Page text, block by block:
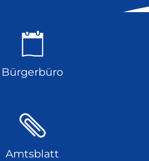
Bürgerbüro
Amtsblatt